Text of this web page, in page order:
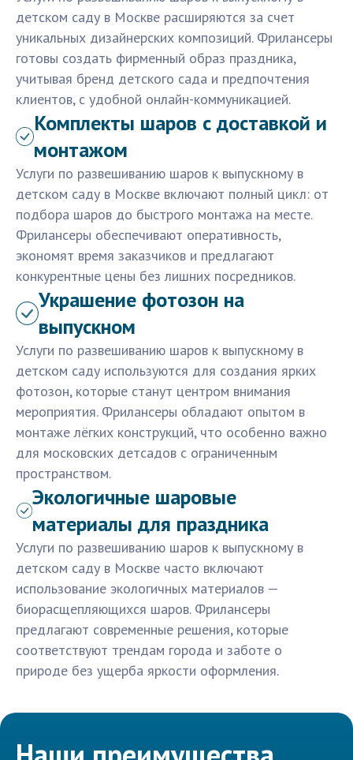
детском саду в Москве расширяются за счет
уникальных дизайнерских композиций. Фрилансеры
готовы создать фирменный образ праздника,
учитывая бренд детского сада и предпочтения
клиентов, с удобной онлайн-коммуникацией.
Комплекты шаров с доставкой и
монтажом
Услуги по развешиванию шаров к выпускному в
детском саду в Москве включают полный цикл: от
подбора шаров до быстрого монтажа на месте.
Фрилансеры обеспечивают оперативность,
экономят время заказчиков и предлагают
конкурентные цены без лишних посредников.
Украшение фотозон на
выпускном
Услуги по развешиванию шаров к выпускному в
детском саду используются для создания ярких
фотозон, которые станут центром внимания
мероприятия. Фрилансеры обладают опытом в
монтаже лёгких конструкций, что особенно важно
для московских детсадов с ограниченным
пространством.
Экологичные шаровые
материалы для праздника
Услуги по развешиванию шаров к выпускному в
детском саду в Москве часто включают
использование экологичных материалов —
биорасщепляющихся шаров. Фрилансеры
предлагают современные решения, которые
соответствуют трендам города и заботе о
природе без ущерба яркости оформления.